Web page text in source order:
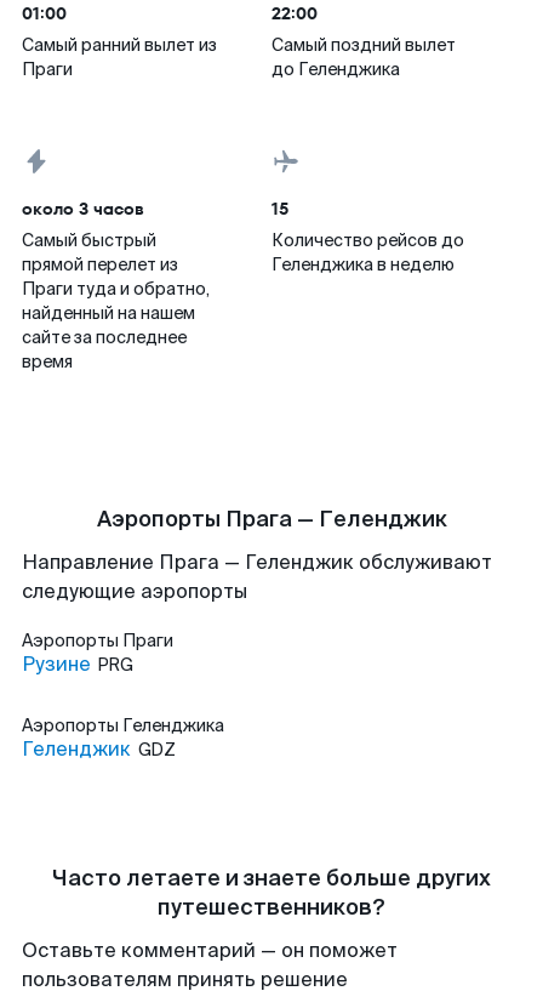
01:00
Самый ранний вылет из
Праги
22:00
Самый поздний вылет
до Геленджика
около 3 часов
Самый быстрый
прямой перелет из
Праги туда и обратно,
найденный на нашем
сайте за последнее
время
15
Количество рейсов до
Геленджика в неделю
Аэропорты Прага — Геленджик
Направление Прага — Геленджик обслуживают
следующие аэропорты
Аэропорты Праги
Рузине PRG
Аэропорты Геленджика
Геленджик GDZ
Часто летаете и знаете больше других
путешественников?
Оставьте комментарий — он поможет
пользователям принять решение